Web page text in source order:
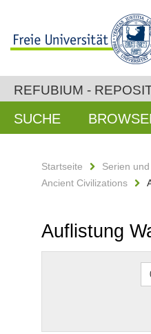
REFUBIUM -
SUCHE
Startseite Serien
Ancient Civilizations
Auflistung